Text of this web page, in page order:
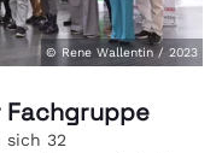
© Rene Wallentin / 2023
Fachgruppe
sich 32